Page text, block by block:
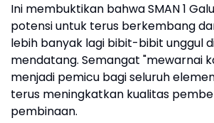
Ini membuktikan bahwa SMAN 1
potensi untuk terus berkembang
lebih banyak lagi bibit-bibit unggul
mendatang. Semangat "mewarnai
menjadi pemicu bagi seluruh
terus meningkatkan kualitas
pembinaan.